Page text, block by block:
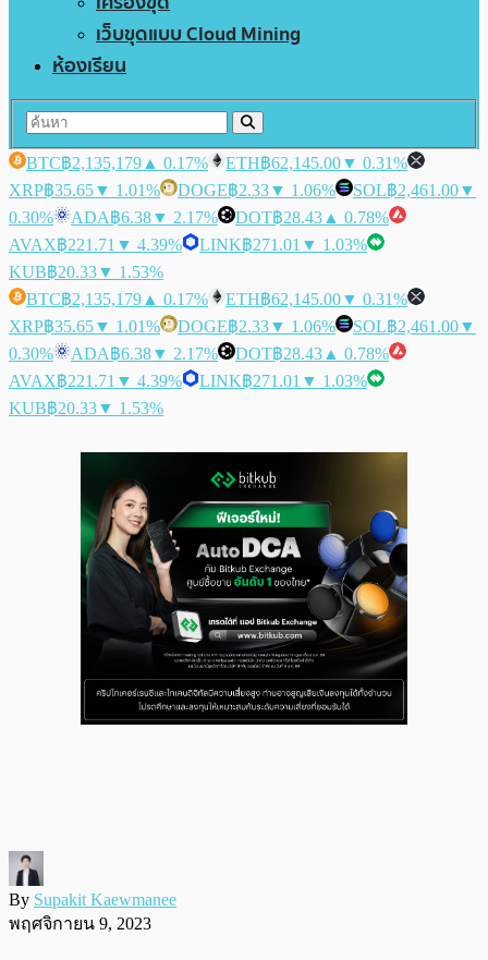
เว็บขุดแบบ Cloud Mining
ห้องเรียน
BTC฿2,135,179 ▲ 0.17% ETH฿62,145.00▼ 0.31%
XRP฿35.65▼ 1.01% DOGE฿2.33▼ 1.06% SOL฿2,461.00▼
0.30%
ADA฿6.38▼ 2.17% DOT฿28.43 ▲ 0.78%
AVAX฿221.71 ▼ 4.39% LINK฿271.01 ▼ 1.03%
KUB฿20.33▼ 1.53%
BTC฿2,135,179 ▲ 0.17% ETH฿62,145.00▼ 0.31%
XRP฿35.65▼ 1.01% DOGE฿2.33▼ 1.06% SOL฿2,461.00▼
0.30%
ADA฿6.38▼ 2.17% DOT฿28.43 ▲ 0.78%
AVAX฿221.71 ▼ 4.39% LINK฿271.01 ▼ 1.03%
KUB฿20.33▼ 1.53%
By Supakit Kaewmanee
พฤศจิกายน 9, 2023